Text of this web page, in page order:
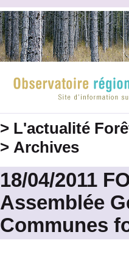
> L'actualité
> Archives
18/04/2011
Assemblée
Communes